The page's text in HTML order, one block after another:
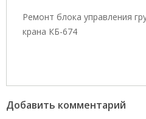
Ремонт блока управления
крана КБ-674
Добавить комментарий